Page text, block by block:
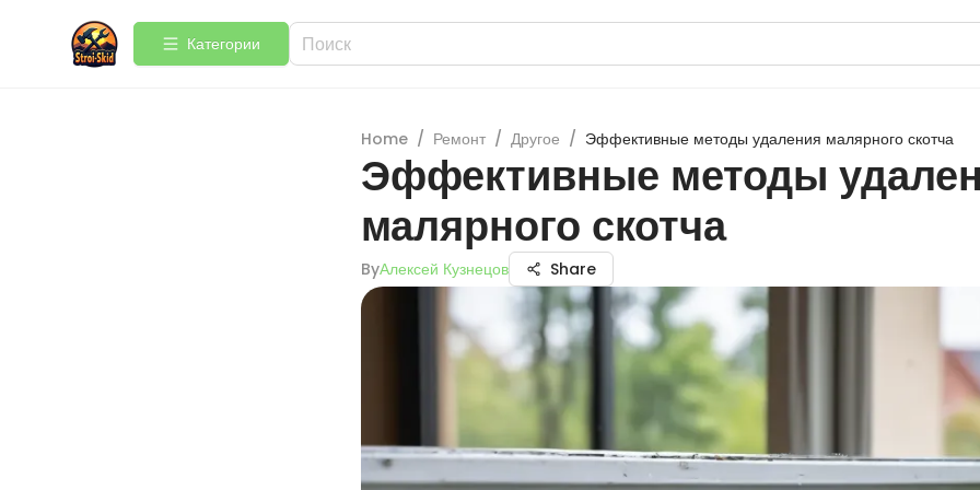
Категории
Home / Ремонт / Другое / Эффективные методы удаления малярного скотча
Эффективные методы
малярного скотча
ByАлексей Кузнецов Share